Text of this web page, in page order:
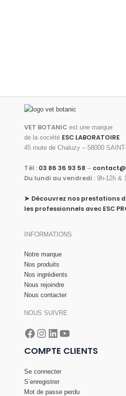
VET BOTANIC est une marque
de la société ESC LABORATOIRE
45 route de Chaluzy – 58000
Tél : 03 86 36 93 58 –
Du lundi au vendredi : 9h-12h &
➤ Découvrez nos prestations
les professionnels avec ESC
INFORMATIONS
Notre marque
Nos produits
Nos ingrédients
Nous rejoindre
Nous contacter
NOUS SUIVRE
Facebook
Instagram
LinkedIn
YouTube
COMPTE CLIENTS
Se connecter
S’enregistrer
Mot de passe perdu